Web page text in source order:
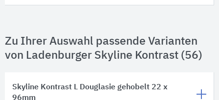
Zu Ihrer Auswahl passende Varianten
von Ladenburger Skyline Kontrast (56)
Skyline Kontrast L Douglasie gehobelt 22 x
96mm